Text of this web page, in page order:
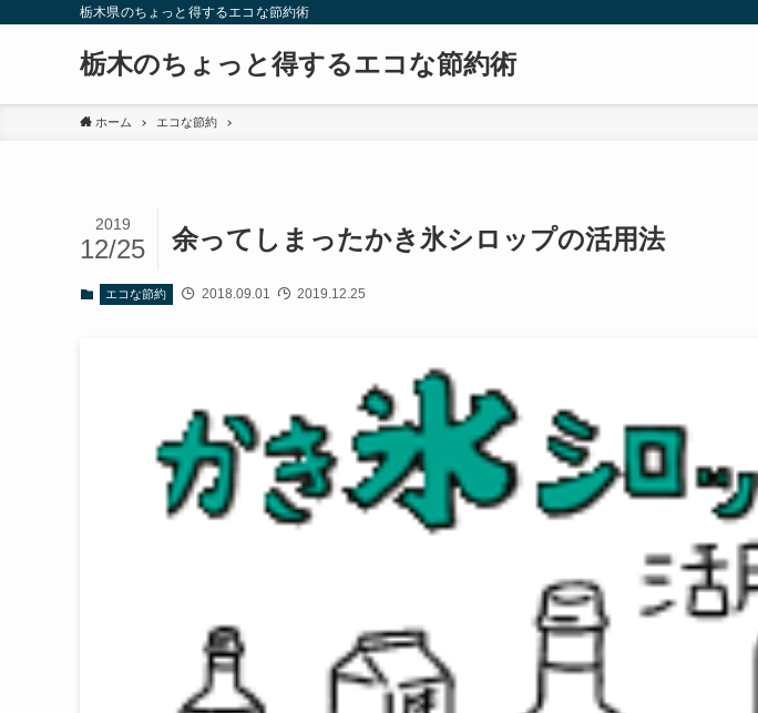
栃木県のちょっと得するエコな節約術
栃木のちょっと得するエコな節約術
ホーム エコな節約
余ってしまったかき氷シロップの活用法
2019
12/25
エコな節約 2018.09.01 2019.12.25